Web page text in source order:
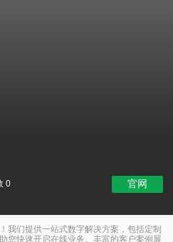
0 官网
我们提供一站式数字解决方案，包括定制
您快速开启在线业务。丰富的客户案例展